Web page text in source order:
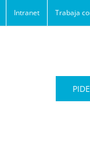
Intranet Trabaja